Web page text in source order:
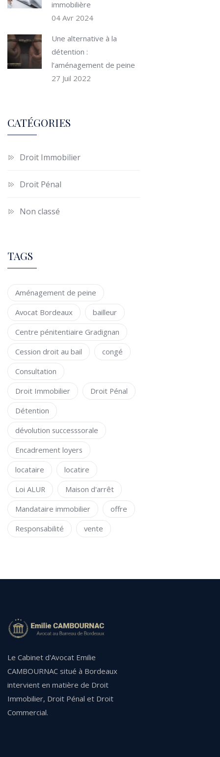
immobilière
04 Avr 2024
Une alternative à la
détention :
l’aménagement de peine
27 Juil 2022
CATÉGORIES
Droit Immobilier
Droit Pénal
Non classé
TAGS
Aménagement de peine
Avocat Bordeaux
bailleur
Centre pénitentiaire Gradignan
Cession droit au bail
congé
Consultation
Droit Immobilier
Droit Pénal
Détention
dévolution successsorale
Encadrement loyers
locataire
locatire
Loi ALUR
Maison d'arrêt
Mandataire immobilier
offre
Responsabilité
vente
Le Cabinet d'Avocat Emilie
CAMBOURNAC situé à Bordeaux
intervient en matière de Droit
Immobilier, Droit Pénal et Droit
Commercial.